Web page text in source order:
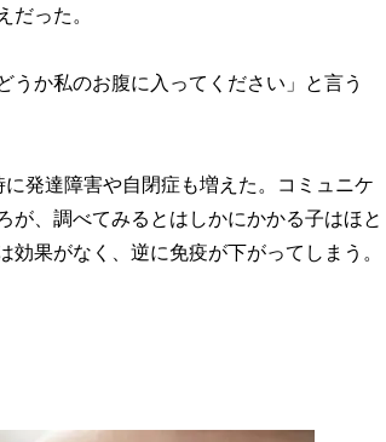
だった。
うか私のお腹に入ってください」と言う
発達障害や自閉症も増えた。コミュニケ
が、調べてみるとはしかにかかる子はほと
果がなく、逆に免疫が下がってしまう。